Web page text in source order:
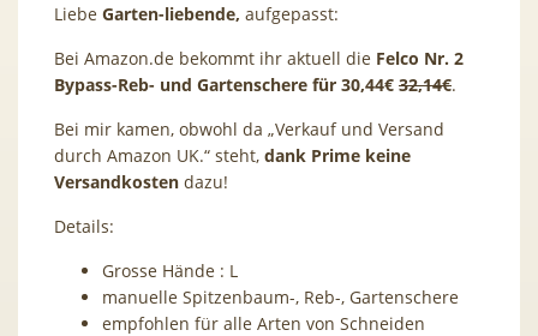
Liebe Garten-liebende, aufgepasst:
Bei Amazon.de bekommt ihr aktuell die Felco Nr. 2
Bypass-Reb- und Gartenschere für 30,44€ 32,14€.
Bei mir kamen, obwohl da „Verkauf und Versand
durch Amazon UK.“ steht, dank Prime keine
Versandkosten dazu!
Details:
Grosse Hände : L
manuelle Spitzenbaum-, Reb-, Gartenschere
empfohlen für alle Arten von Schneiden